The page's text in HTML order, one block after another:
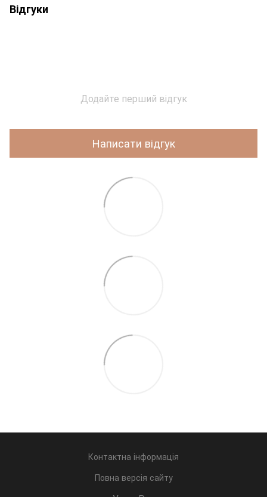
Відгуки
Додайте перший відгук
Написати відгук
Контактна інформація
Повна версія сайту